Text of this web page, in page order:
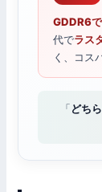
GDDR6
代でラス
く、コス
「どち